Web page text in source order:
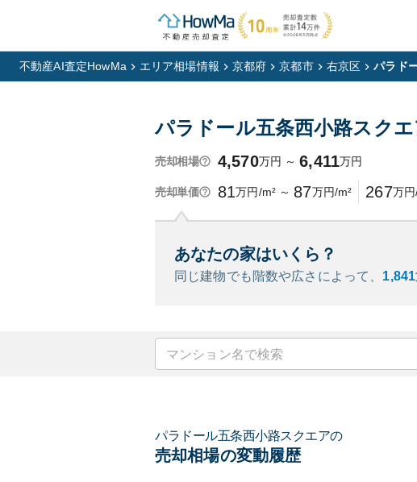
不動産AI査定HowMa エリア相場情報 京都府 京都市 右京区 パラド
パラドール五条西小路スク
売却相場 4,570万円 ～ 6,411万円
売却単価 81万円/m² ～ 87万円/m² 267万
あなたの家はいくら？
同じ建物でも階数や広さによって、 1,841
パラドール五条西小路スクエアの
売却相場の変動履歴